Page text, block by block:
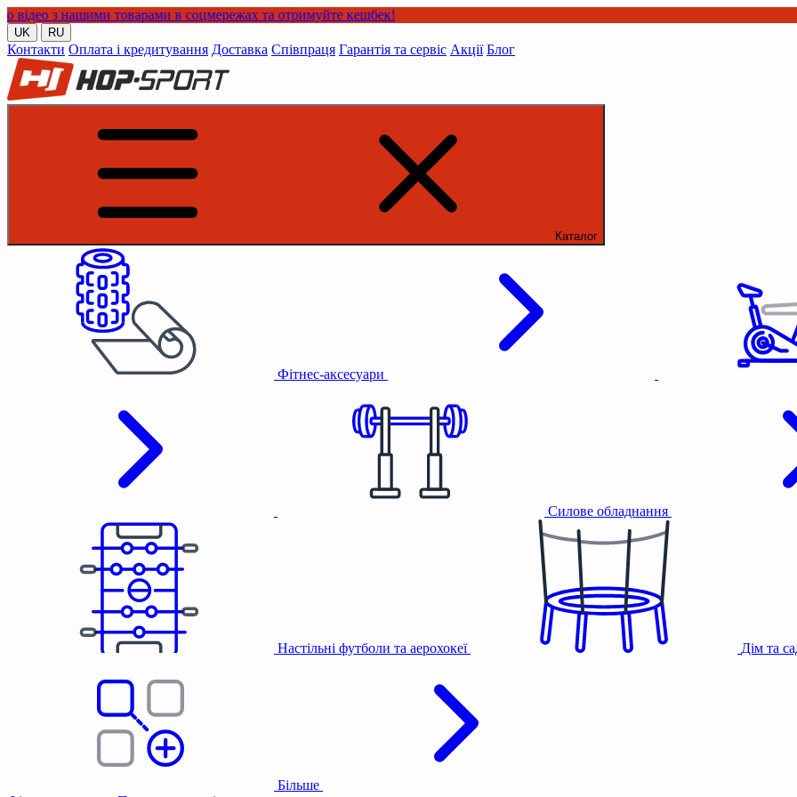
товарами в соцмережах та отримуйте кешбек!
UK RU
Контакти Оплата і кредитування Доставка Співпраця Гарантія та сервіс Акції Блог
Каталог
Фітнес-аксесуари
Силове обладнання
Настільні футболи та аерохокеї Дім та
Більше